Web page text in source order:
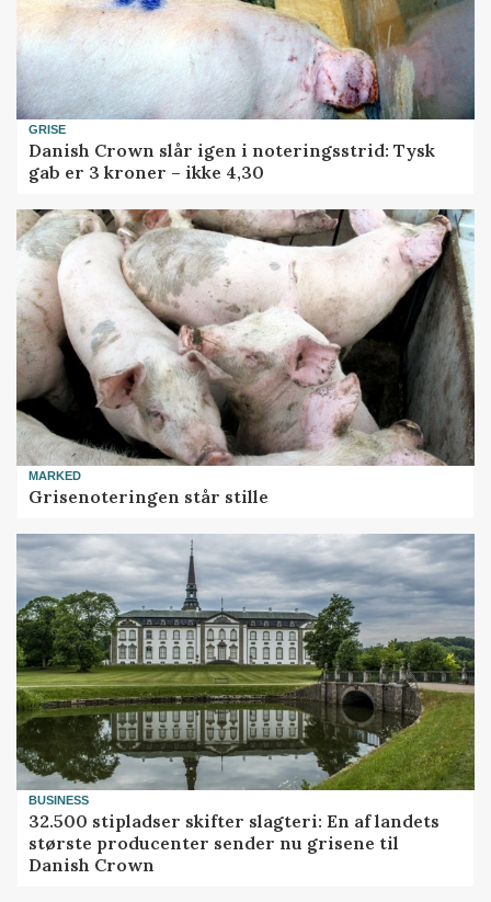
GRISE
Danish Crown slår igen i noteringsstrid: Tysk
gab er 3 kroner – ikke 4,30
MARKED
Grisenoteringen står stille
BUSINESS
32.500 stipladser skifter slagteri: En af landets
største producenter sender nu grisene til
Danish Crown